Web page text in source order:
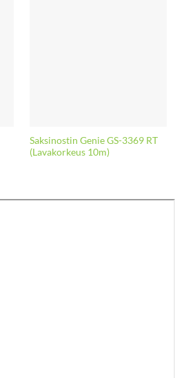
Saksinostin Genie GS-3369 RT
(Lavakorkeus 10m)